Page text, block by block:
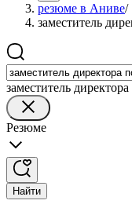
резюме в Аниве/
заместитель
заместитель
Резюме
Найти